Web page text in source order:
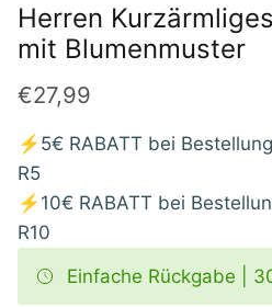
Herren
mit Blumenmuster
€27,99
⚡5€ RABATT bei
R5
⚡10€ RABATT bei
R10
Einfache Rückgabe |